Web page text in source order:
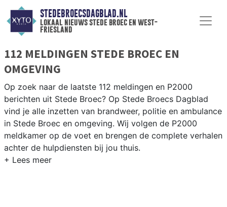
STEDEBROECSDAGBLAD.NL
lokaal nieuws stede broec en west-
friesland
112 MELDINGEN STEDE BROEC EN
OMGEVING
Op zoek naar de laatste 112 meldingen en P2000
berichten uit Stede Broec? Op Stede Broecs Dagblad
vind je alle inzetten van brandweer, politie en ambulance
in Stede Broec en omgeving. Wij volgen de P2000
meldkamer op de voet en brengen de complete verhalen
achter de hulpdiensten bij jou thuis.